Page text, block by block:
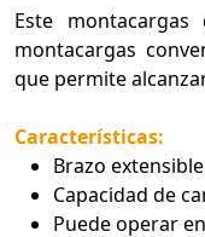
Este
montacargas
que permite
Características:
Brazo
Capacidad de
Puede operar